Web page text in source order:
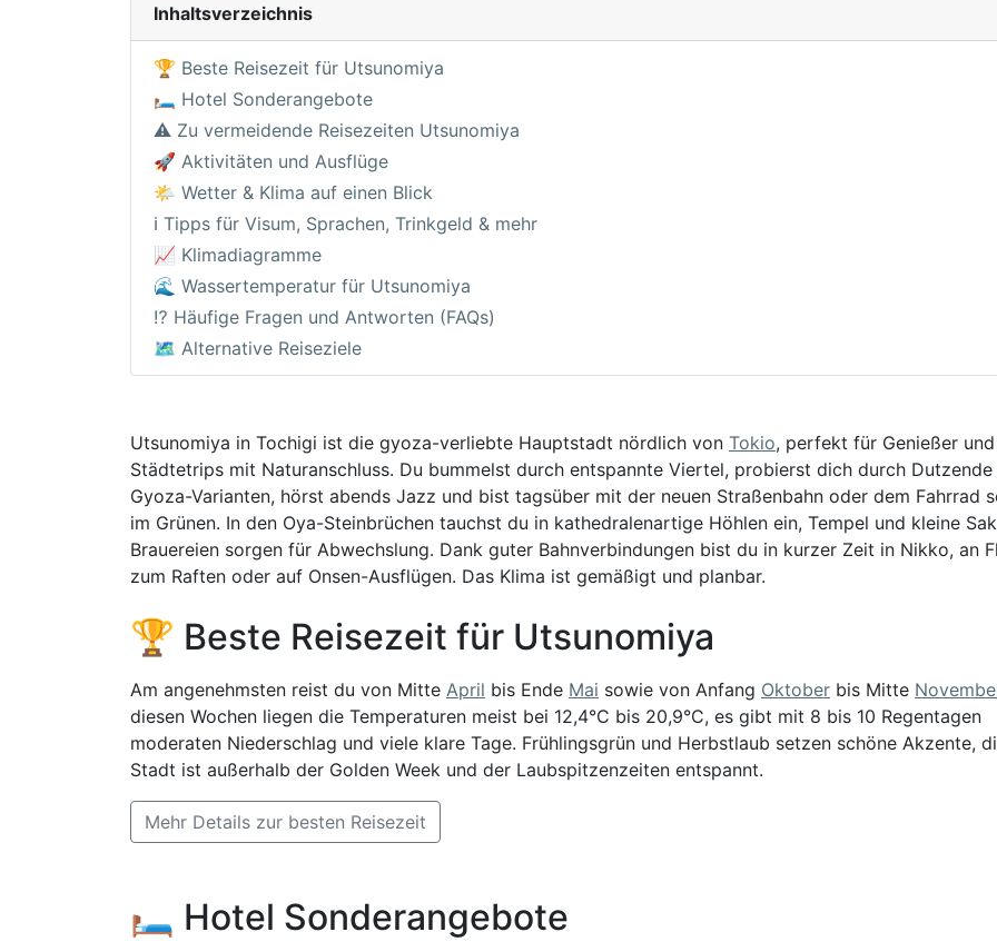
Inhaltsverzeichnis
🏆 Beste Reisezeit für Utsunomiya
🛏️ Hotel Sonderangebote
⚠️ Zu vermeidende Reisezeiten Utsunomiya
🚀 Aktivitäten und Ausflüge
🌤️ Wetter & Klima auf einen Blick
ℹ️ Tipps für Visum, Sprachen, Trinkgeld & mehr
📈 Klimadiagramme
🌊 Wassertemperatur für Utsunomiya
⁉️ Häufige Fragen und Antworten (FAQs)
🗺️ Alternative Reiseziele
Utsunomiya in Tochigi ist die gyoza-verliebte Hauptstadt nördlich von Tokio, perfekt für Genießer und
Städtetrips mit Naturanschluss. Du bummelst durch entspannte Viertel, probierst dich durch Dutzende
Gyoza-Varianten, hörst abends Jazz und bist tagsüber mit der neuen Straßenbahn oder dem Fahrrad
im Grünen. In den Oya-Steinbrüchen tauchst du in kathedralenartige Höhlen ein, Tempel und kleine
Brauereien sorgen für Abwechslung. Dank guter Bahnverbindungen bist du in kurzer Zeit in Nikko, an
zum Raften oder auf Onsen-Ausflügen. Das Klima ist gemäßigt und planbar.
🏆 Beste Reisezeit für Utsunomiya
Am angenehmsten reist du von Mitte April bis Ende Mai sowie von Anfang Oktober bis Mitte
diesen Wochen liegen die Temperaturen meist bei 12,4°C bis 20,9°C, es gibt mit 8 bis 10 Regentagen
moderaten Niederschlag und viele klare Tage. Frühlingsgrün und Herbstlaub setzen schöne Akzente,
Stadt ist außerhalb der Golden Week und der Laubspitzenzeiten entspannt.
Mehr Details zur besten Reisezeit
🛏️ Hotel Sonderangebote